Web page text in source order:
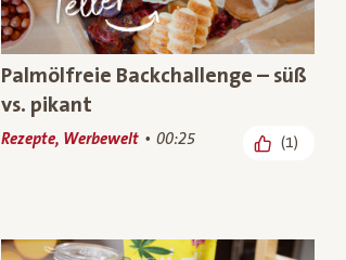
Palmölfreie Backchallenge – süß
vs. pikant
Rezepte, Werbewelt 00:25 (1)